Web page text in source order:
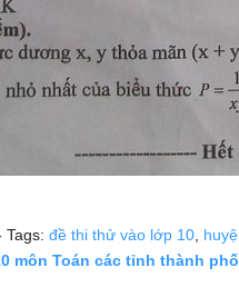
Tags: đề thi thử vào lớp 10
môn Toán các tỉnh thành